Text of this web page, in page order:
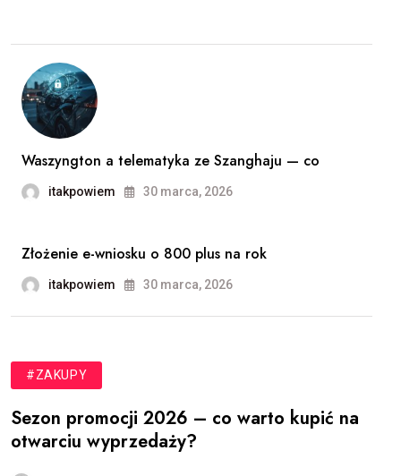
Waszyngton a telematyka ze Szanghaju — co
itakpowiem 30 marca, 2026
Złożenie e-wniosku o 800 plus na rok
itakpowiem 30 marca, 2026
#ZAKUPY
Sezon promocji 2026 – co warto kupić na
otwarciu wyprzedaży?